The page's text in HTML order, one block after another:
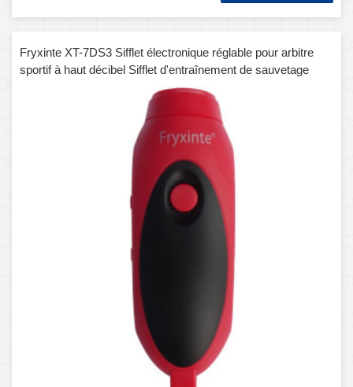
Fryxinte XT-7DS3 Sifflet électronique réglable pour arbitre
sportif à haut décibel Sifflet d'entraînement de sauvetage